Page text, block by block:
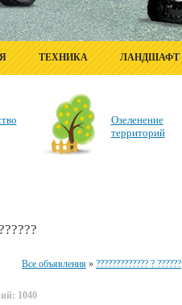
ТЕХНИКА ЛАНДШАФТ
Озеленение
территорий
Все объявления » ????????????? ? ??????
1040